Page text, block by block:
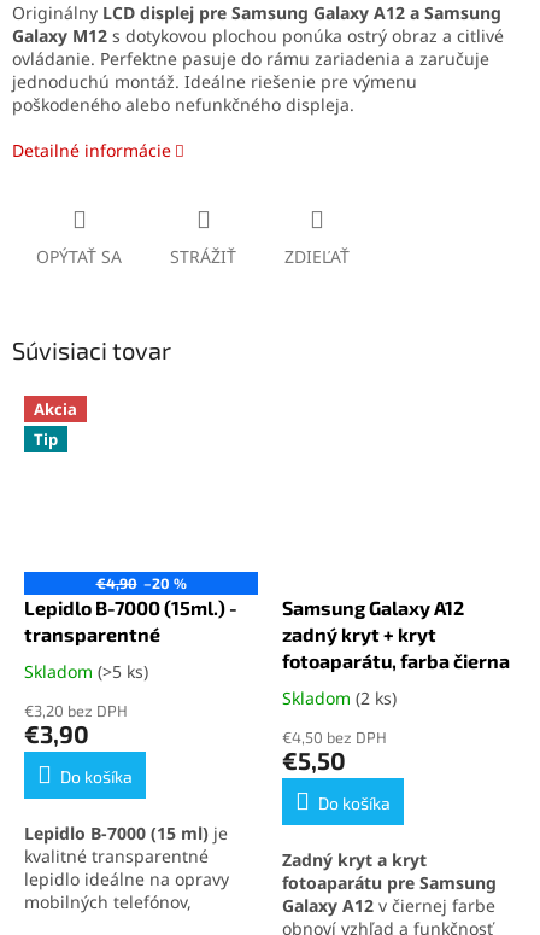
Originálny LCD displej pre Samsung Galaxy A12 a Samsung
Galaxy M12 s dotykovou plochou ponúka ostrý obraz a citlivé
ovládanie. Perfektne pasuje do rámu zariadenia a zaručuje
jednoduchú montáž. Ideálne riešenie pre výmenu
poškodeného alebo nefunkčného displeja.
Detailné informácie
OPÝTAŤ SA STRÁŽIŤ ZDIEĽAŤ
Súvisiaci tovar
Akcia
Tip
€4,90 –20 %
Lepidlo B-7000 (15ml.) -
transparentné
Priemerné
produktu
je
5,0
hviezdičiek.
Skladom (>5 ks)
€3,20 bez DPH
€3,90
Do košíka
Lepidlo B-7000 (15 ml) je
kvalitné transparentné
lepidlo ideálne na opravy
mobilných telefónov,
Samsung Galaxy A12
zadný kryt + kryt
fotoaparátu, farba čierna
Priemerné
produktu
je
5,0
hviezdičiek.
Skladom (2 ks)
€4,50 bez DPH
€5,50
Do košíka
Zadný kryt a kryt
fotoaparátu pre Samsung
Galaxy A12 v čiernej farbe
obnoví vzhľad a funkčnosť